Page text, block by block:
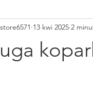
store6571 13 kwi 2025 2